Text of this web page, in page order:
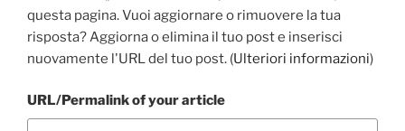
questa pagina. Vuoi aggiornare o rimuovere la tua
risposta? Aggiorna o elimina il tuo post e inserisci
nuovamente l'URL del tuo post. (Ulteriori informazioni)
URL/Permalink of your article